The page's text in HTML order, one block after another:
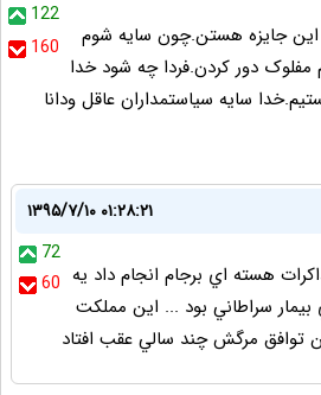
122
160
جایزه هستن.چون سایه شوم
مفلوک دور کردن.فردا چه شود خدا
سایه سیاستمداران عاقل ودانا
۱۳۹۵/۷/۱۰ ۰۱:۲۸:۲۱
72
60 هسته اي برجام انجام داد يه
سراطاني بود ... اين مملكت
توافق مرگش چند سالي عقب افتاد